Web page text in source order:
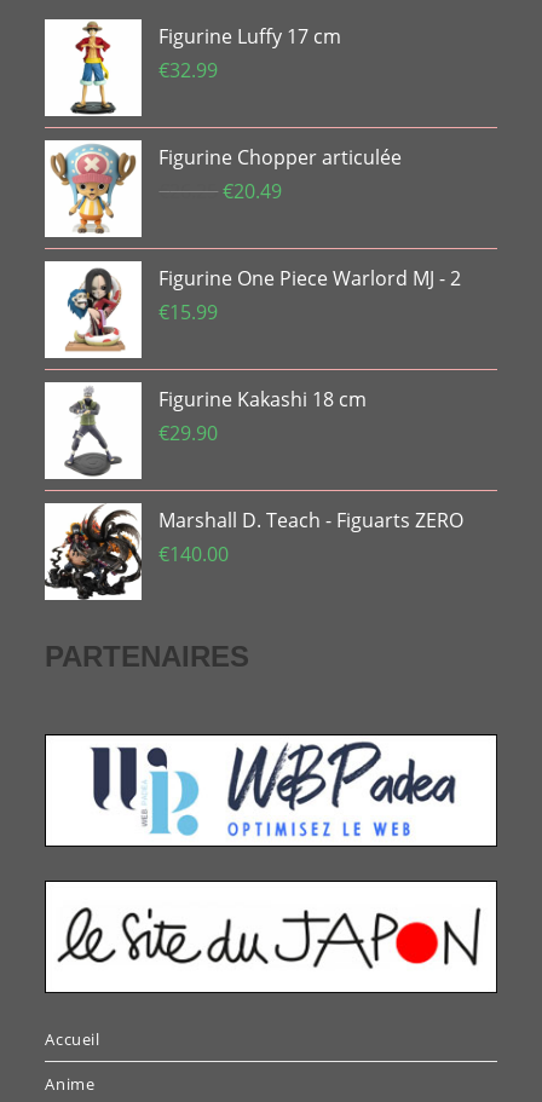
Figurine Luffy 17 cm
€32.99
Figurine Chopper articulée
€26.25 Le
initial
était :
€20.49Le
actuel
est :
Figurine One Piece Warlord MJ - 2
€15.99
Figurine Kakashi 18 cm
€29.90
Marshall D. Teach - Figuarts ZERO
€140.00
PARTENAIRES
Accueil
Anime